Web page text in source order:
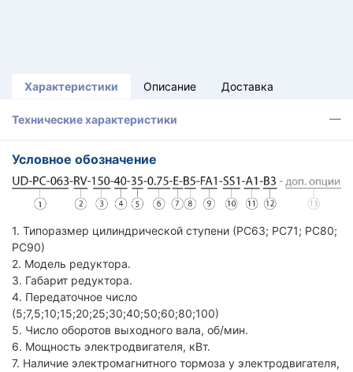
Характеристики Описание Доставка
Технические характеристики
Условное обозначение
1. Типоразмер цилиндрической ступени (РС63; РС71; PC80;
РС90)
2. Модель редуктора.
3. Габарит редуктора.
4. Передаточное число
(5;7,5;10;15;20;25;30;40;50;60;80;100)
5. Число оборотов выходного вала, об/мин.
6. Мощность электродвигателя, кВт.
7. Наличие электромагнитного тормоза у электродвигателя,